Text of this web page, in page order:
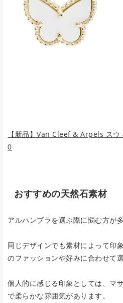
【新品】Van Cleef & Arpels スウ
0
おすすめの天然石素材
アルハンブラを選ぶ際に悩む方が
同じデザインでも素材によって印
のファッションや好みに合わせて
個人的に感じる印象としては、マ
で柔らかな雰囲気があります。